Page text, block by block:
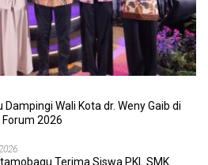
Wali Kota dr. Weny Gaib di
2026
Terima Siswa PKL SMK